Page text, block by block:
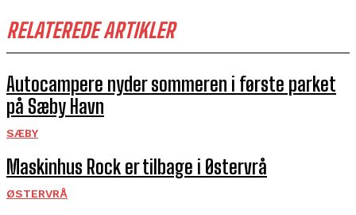
RELATEREDE ARTIKLER
Autocampere nyder sommeren i første parket
på Sæby Havn
SÆBY
Maskinhus Rock er tilbage i Østervrå
ØSTERVRÅ